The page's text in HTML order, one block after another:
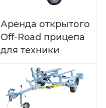
Аренда открытого
Off-Road прицепа
для техники